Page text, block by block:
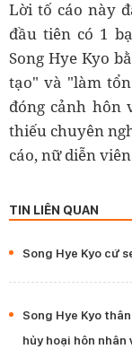
Lời tố cáo này
đầu tiên có 1
Song Hye Kyo
tạo" và "làm
đóng cảnh hôn
thiếu chuyên
cáo, nữ diễn
TIN LIÊN QUAN
Song Hye Kyo cứ
Song Hye Kyo
hủy hoại hôn nhân